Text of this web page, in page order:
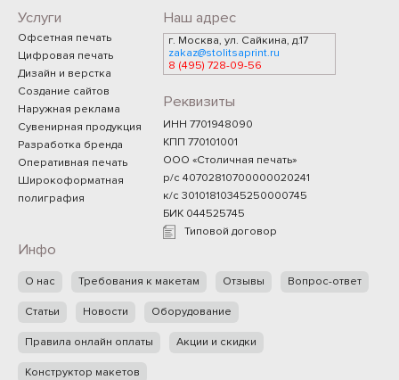
Услуги
Офсетная печать
Цифровая печать
Дизайн и верстка
Создание сайтов
Наружная реклама
Сувенирная продукция
Разработка бренда
Оперативная печать
Широкоформатная
полиграфия
Наш адрес
г. Москва, ул. Сайкина, д.17
zakaz@stolitsaprint.ru
8 (495) 728-09-56
Реквизиты
ИНН 7701948090
КПП 770101001
ООО «Столичная печать»
р/с 40702810700000020241
к/с 30101810345250000745
БИК 044525745
Типовой договор
Инфо
О нас Требования к макетам Отзывы Вопрос-ответ
Статьи Новости Оборудование
Правила онлайн оплаты Акции и скидки
Конструктор макетов